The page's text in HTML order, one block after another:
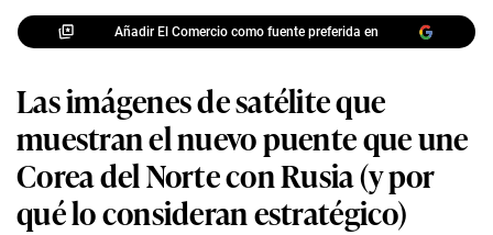
Añadir El Comercio como fuente preferida en
Las imágenes de satélite que
muestran el nuevo puente que une
Corea del Norte con Rusia (y por
qué lo consideran estratégico)